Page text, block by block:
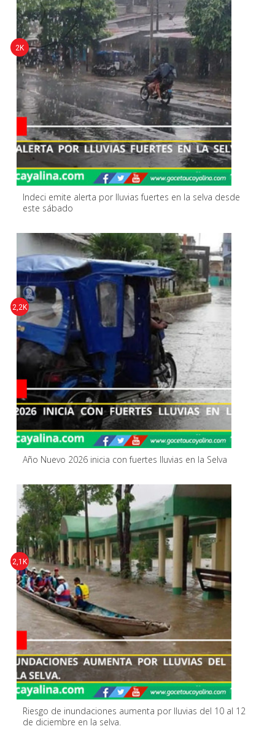
Indeci emite alerta por lluvias fuertes en la selva desde
este sábado
2K
Año Nuevo 2026 inicia con fuertes lluvias en la Selva
2,2K
Riesgo de inundaciones aumenta por lluvias del 10 al 12
de diciembre en la selva.
2,1K